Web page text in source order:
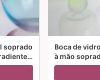
soprado
ml
Boca de
à mão
cor e